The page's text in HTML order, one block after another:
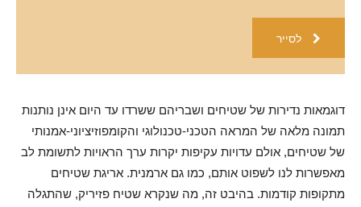
לסייר
דוגמאות נדירות של שטיחים ושבריהם ששרדו עד היום אינן נותנות
תמונה מלאה של המראה הטכני-טכנולוגי והקומפוזיציוני-אמנותי
של שטיחים, אולם עדויות עקיפות יקרות ערך הראויות לתשומת לב
מאפשרות לנו לשפוט אותם, כמו גם ארמנית. אריגת שטיחים
מתקופות קודמות. בהיבט זה, מה שנקרא שטיח פזיריק, שהתגלה